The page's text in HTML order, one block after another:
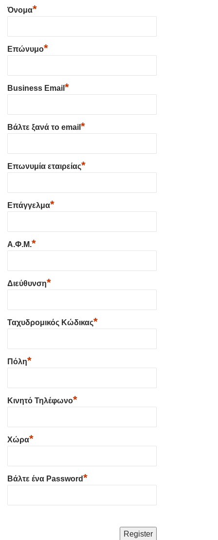
Όνομα*
Επώνυμο*
Business Email *
Βάλτε ξανά το email *
Επωνυμία εταιρείας*
Επάγγελμα*
Α.Φ.Μ.*
Διεύθυνση*
Ταχυδρομικός Κώδικας*
Πόλη*
Κινητό Τηλέφωνο*
Χώρα*
Βάλτε ένα Password*